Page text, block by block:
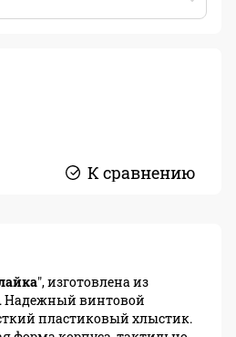
К сравнению
", изготовлена из
Надежный винтовой
пластиковый хлыстик.